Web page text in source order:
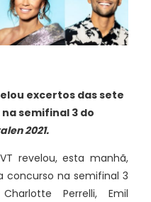
excertos das sete
semifinal 3 do
2021.
revelou, esta manhã,
concurso na semifinal 3
Perrelli, Emil